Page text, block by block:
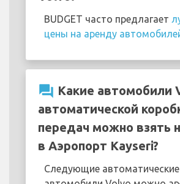
BUDGET часто предлагает
цены на аренду
question_answer Какие автомобили
автоматической
передач можно взять
в Аэропорт Kayseri?
Следующие автоматические